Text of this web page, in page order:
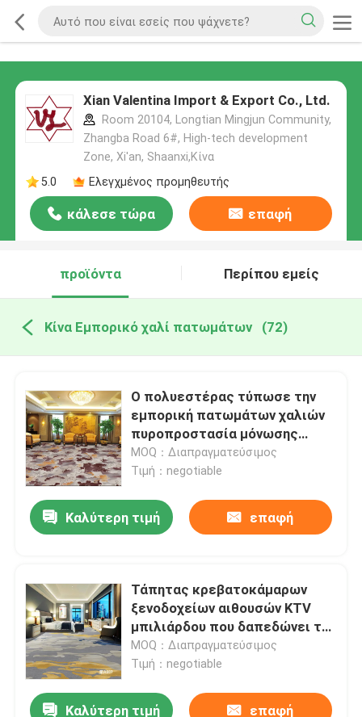
Xian Valentina Import & Export Co., Ltd.
Room 20104, Longtian Mingjun Community,
Zhangba Road 6#, High-tech development
Zone, Xi'an, Shaanxi,Κίνα
5.0
Ελεγχμένος προμηθευτής
κάλεσε τώρα επαφή
προϊόντα Περίπου εμείς
Κίνα Εμπορικό χαλί πατωμάτων (72)
Ο πολυεστέρας τύπωσε την
εμπορική πατωμάτων χαλιών
πυροπροστασία μόνωσης
ταπήτων υγιή
MOQ：Διαπραγματεύσιμος
Τιμή：negotiable
Καλύτερη τιμή επαφή
Τάπητας κρεβατοκάμαρων
ξενοδοχείων αιθουσών KTV
μπιλιάρδου που δαπεδώνει το
Σκανδιναβικό ύφος
MOQ：Διαπραγματεύσιμος
Τιμή：negotiable
Καλύτερη τιμή επαφή